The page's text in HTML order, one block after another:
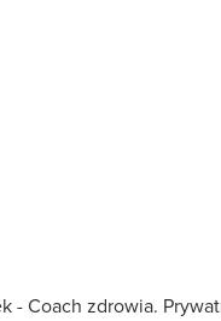
- Coach zdrowia.